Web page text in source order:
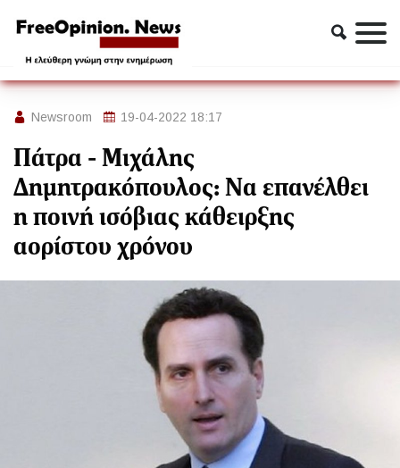
Ειδήσεις
Πάτρα - Μιχάλης Δημητρακόπουλος: Να επανέλθει η ποινή
ισόβιας κάθειρξης αορίστου χρόνου
Newsroom 19-04-2022 18:17
Πάτρα - Μιχάλης
Δημητρακόπουλος: Να επανέλθει
η ποινή ισόβιας κάθειρξης
αορίστου χρόνου